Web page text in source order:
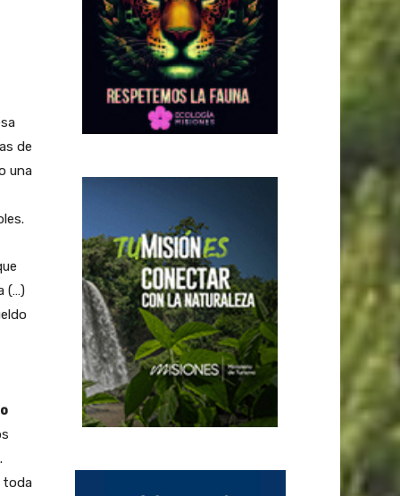
de
una
(…)
toda